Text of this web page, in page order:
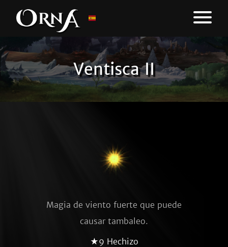
Ventisca II
Magia de viento fuerte que puede
causar tambaleo.
★9 Hechizo